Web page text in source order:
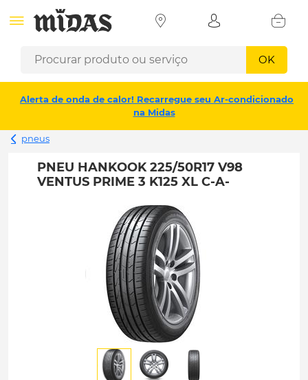
OK
Alerta de onda de calor! Recarregue seu Ar-condicionado
na Midas
pneus
PNEU HANKOOK 225/50R17 V98
VENTUS PRIME 3 K125 XL C-A-